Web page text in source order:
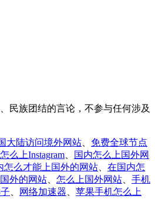
民族团结的言论，不参与任何涉及
大陆访问境外网站
免费全球节点
么上Instagram
国内怎么上国外网
怎么才能上国外的网站
在国内怎
外的网站 怎么上国外网站
手机
网络加速器
苹果手机怎么上